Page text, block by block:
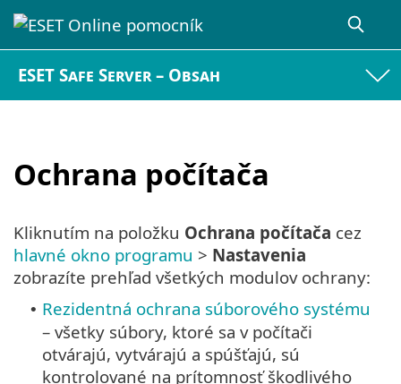
ESET Safe Server – Obsah
Ochrana počítača
Kliknutím na položku Ochrana počítača cez
hlavné okno programu > Nastavenia
zobrazíte prehľad všetkých modulov ochrany:
• Rezidentná ochrana súborového systému
– všetky súbory, ktoré sa v počítači
otvárajú, vytvárajú a spúšťajú, sú
kontrolované na prítomnosť škodlivého